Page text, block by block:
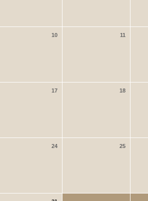
10 11
17 18
24 25